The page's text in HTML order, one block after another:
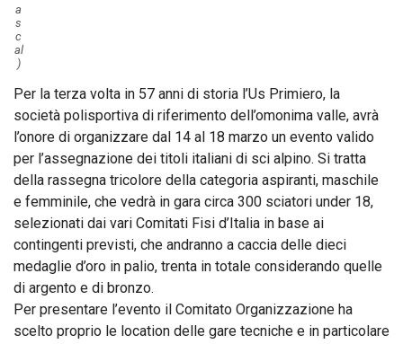
a
s
c
al
)
Per la terza volta in 57 anni di storia l’Us Primiero, la
società polisportiva di riferimento dell’omonima valle, avrà
l’onore di organizzare dal 14 al 18 marzo un evento valido
per l’assegnazione dei titoli italiani di sci alpino. Si tratta
della rassegna tricolore della categoria aspiranti, maschile
e femminile, che vedrà in gara circa 300 sciatori under 18,
selezionati dai vari Comitati Fisi d’Italia in base ai
contingenti previsti, che andranno a caccia delle dieci
medaglie d’oro in palio, trenta in totale considerando quelle
di argento e di bronzo.
Per presentare l’evento il Comitato Organizzazione ha
scelto proprio le location delle gare tecniche e in particolare